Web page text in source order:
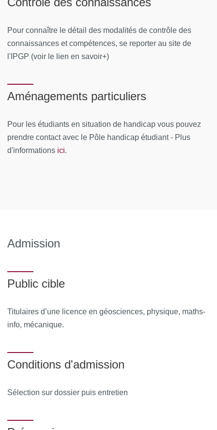
Pour connaître le détail des modalités de contrôle des
connaissances et compétences, se reporter au site de
l'IPGP (voir le lien en savoir+)
Aménagements particuliers
Pour les étudiants en situation de handicap vous pouvez
prendre contact avec le Pôle handicap étudiant - Plus
d'informations ici.
Admission
Public cible
Titulaires d’une licence en géosciences, physique, maths-
info, mécanique.
Conditions d'admission
Sélection sur dossier puis entretien